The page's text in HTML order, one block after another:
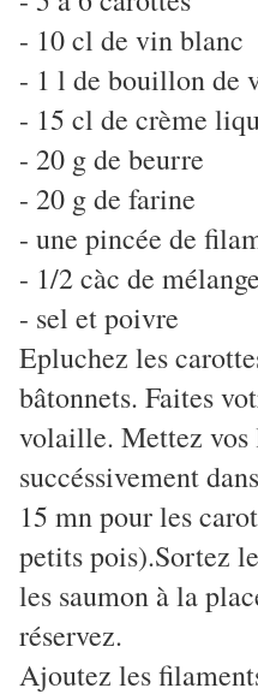
- 10 cl de vin blanc
- 1 l de bouillon de
- 15 cl de crème
- 20 g de beurre
- 20 g de farine
- une pincée de
- 1/2 càc de
- sel et poivre
Epluchez les
bâtonnets. Faites
volaille. Mettez vos
succéssivement
15 mn pour les
petits pois).Sortez
les saumon à la
réservez.
Ajoutez les